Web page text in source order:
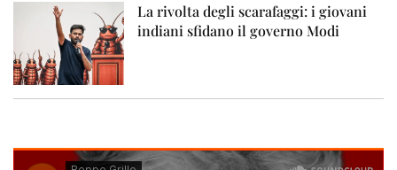
La rivolta degli scarafaggi: i giovani
indiani sfidano il governo Modi